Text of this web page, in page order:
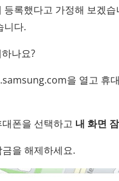
록했다고 가정해 보겠
니다.
나요?
을 열고 휴
폰을 선택하고 내 화면
을 해제하세요.